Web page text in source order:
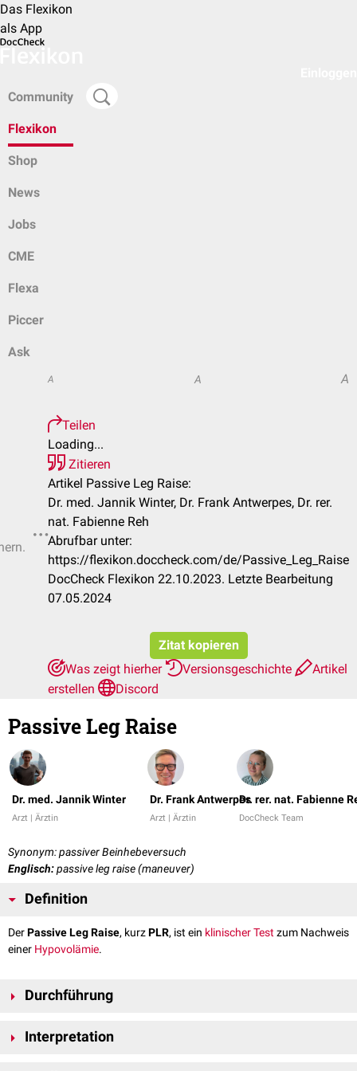
Das Flexikon
als App
Community
Flexikon
Shop
News
Jobs
CME
Flexa
Piccer
Ask
A A A
Teilen
Loading...
Zitieren
Artikel Passive Leg Raise:
Dr. med. Jannik Winter, Dr. Frank Antwerpes, Dr. rer.
nat. Fabienne Reh
Abrufbar unter:
https://flexikon.doccheck.com/de/Passive_Leg_Raise
DocCheck Flexikon 22.10.2023. Letzte Bearbeitung
07.05.2024
Zitat kopieren
Was zeigt hierher
Versionsgeschichte
Artikel
erstellen
Discord
Passive Leg Raise
Dr. med. Jannik Winter
Arzt | Ärztin
Dr. Frank Antwerpes
Arzt | Ärztin
Dr. rer. nat. Fabienne
DocCheck Team
Synonym: passiver Beinhebeversuch
Englisch:passive leg raise (maneuver)
Definition
DerPassive Leg Raise, kurzPLR, ist ein klinischer Testzum Nachweis
einer Hypovolämie.
Durchführung
kontinuierlichemMonitoring
Interpretation